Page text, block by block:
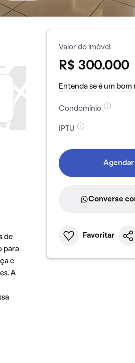
de
para
e
A
Valor do imóvel
R$ 300.000
Entenda se é um bom
Condomínio
IPTU
Converse
Favoritar